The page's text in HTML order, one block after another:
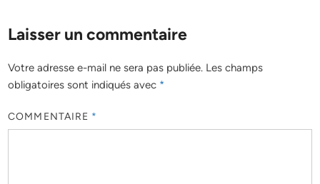
Laisser un commentaire
Votre adresse e-mail ne sera pas publiée. Les champs
obligatoires sont indiqués avec *
COMMENTAIRE *